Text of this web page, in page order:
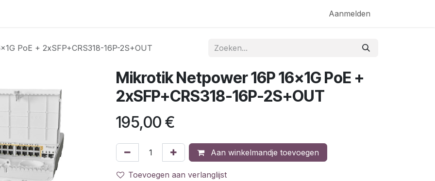
Aanmelden
PoE + 2xSFP+CRS318-16P-2S+OUT
Mikrotik Netpower 16P 16x1G PoE +
2xSFP+CRS318-16P-2S+OUT
195,00 €
Aan winkelmandje toevoegen
Toevoegen aan verlanglijst